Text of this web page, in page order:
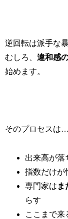
逆回転は派手な
むしろ、違和感
始めます。
そのプロセスは…
出来高が落
指数だけが
専門家は ま
らす
ここまで